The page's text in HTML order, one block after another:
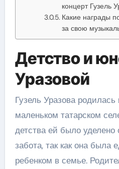
концерт Гузель
Какие награды
за свою
Детство и
Уразовой
Гузель Уразова
маленьком татарском
детства ей было
забота, так как она была
ребенком в семье.